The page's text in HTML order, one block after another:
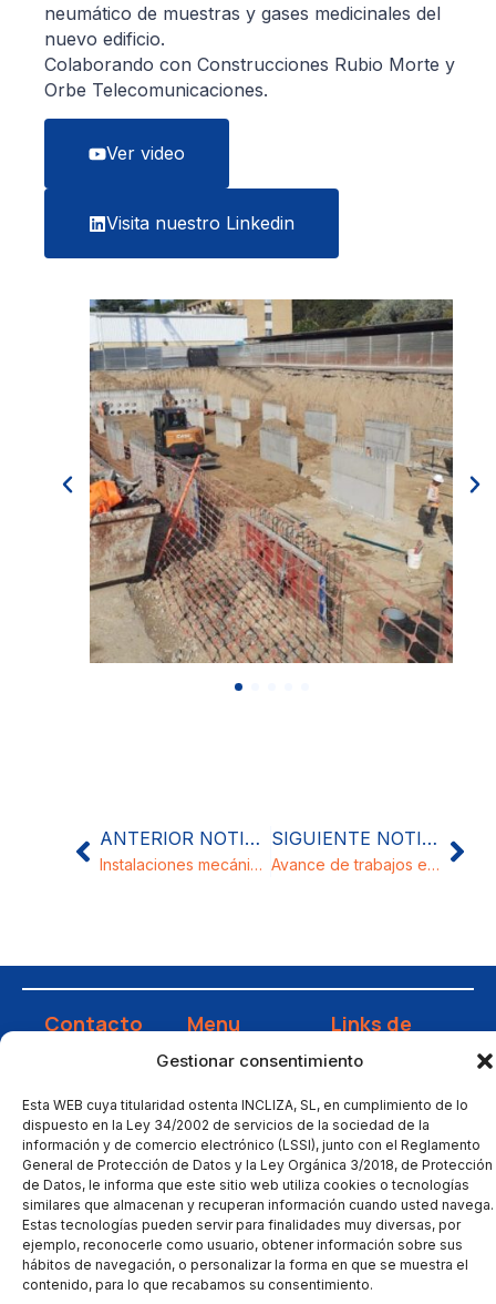
Gestionar consentimiento
Esta WEB cuya titularidad ostenta INCLIZA, SL, en cumplimiento de lo
dispuesto en la Ley 34/2002 de servicios de la sociedad de la
información y de comercio electrónico (LSSI), junto con el Reglamento
General de Protección de Datos y la Ley Orgánica 3/2018, de Protección
de Datos, le informa que este sitio web utiliza cookies o tecnologías
similares que almacenan y recuperan información cuando usted navega.
Estas tecnologías pueden servir para finalidades muy diversas, por
ejemplo, reconocerle como usuario, obtener información sobre sus
hábitos de navegación, o personalizar la forma en que se muestra el
contenido, para lo que recabamos su consentimiento.
neumático de muestras y gases medicinales del
nuevo edificio.
Colaborando con Construcciones Rubio Morte y
Orbe Telecomunicaciones.
Ver video
Visita nuestro Linkedin
ANTERIOR NOTICIA
Instalaciones mecánicas Talleres Generales BonÀrea
SIGUIENTE NOTICIA
Avance de trabajos en Hospital San Jorge de Huesca
Contacto
Ferrán 9,
Nave 8 -
50014
Zaragoza
incliza@incliza.com
976 473
535
Menu
Inicio
Servicios
Proyectos
Blog
Contacto
Trabaja con
nosotros
Links de
interés
Mantenimiento
Automatización
Gestión
energética
Innovación
estratégica
Certificaciones